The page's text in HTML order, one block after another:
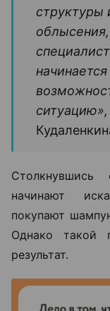
структуры
начинают
покупают
Однако такой
результат.